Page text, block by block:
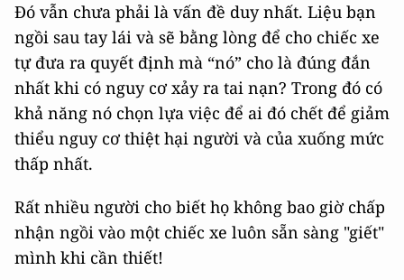
Đó vẫn chưa phải là vấn đề duy nhất. Liệu bạn
ngồi sau tay lái và sẽ bằng lòng để cho chiếc xe
tự đưa ra quyết định mà “nó” cho là đúng đắn
nhất khi có nguy cơ xảy ra tai nạn? Trong đó có
khả năng nó chọn lựa việc để ai đó chết để giảm
thiểu nguy cơ thiệt hại người và của xuống mức
thấp nhất.
Rất nhiều người cho biết họ không bao giờ chấp
nhận ngồi vào một chiếc xe luôn sẵn sàng "giết"
mình khi cần thiết!